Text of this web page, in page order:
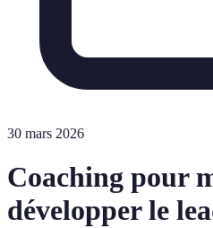
30 mars 2026
Coaching pour
développer le